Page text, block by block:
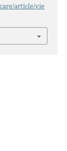
article/vie